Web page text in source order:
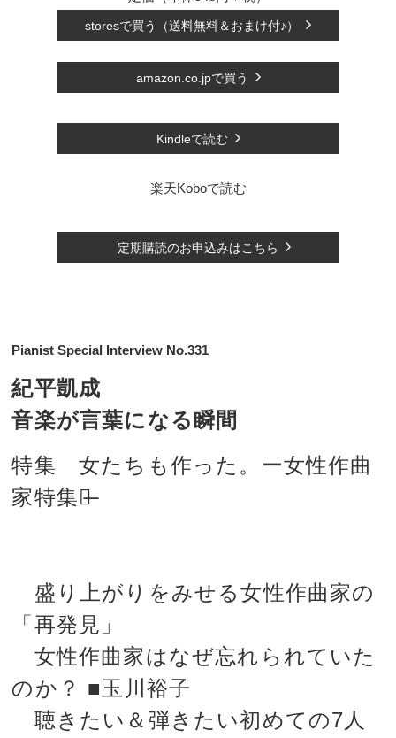
storesで買う（送料無料＆おまけ付♪）
amazon.co.jpで買う
Kindleで読む
楽天Koboで読む
定期購読のお申込みはこちら
Pianist Special Interview No.331
紀平凱成
音楽が言葉になる瞬間
特集 女たちも作った。ー女性作曲
家特集。̶
盛り上がりをみせる女性作曲家の
「再発見」
女性作曲家はなぜ忘れられていた
のか？ ■玉川裕子
聴きたい＆弾きたい初めての7人